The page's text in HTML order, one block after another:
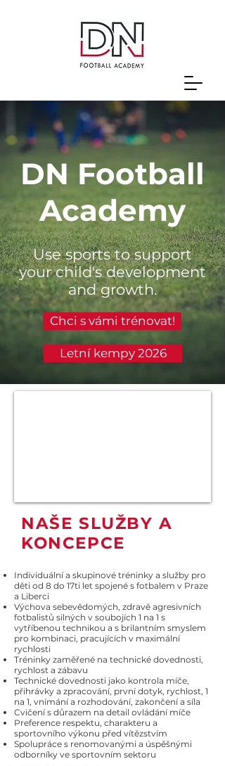
DN Football
Academy
Use sports to support
your child's development
and growth.
Chci s vámi trénovat!
Letní kempy 2026
NAŠE SLUŽBY A
KONCEPCE
Individuální a skupinové tréninky a služby pro
děti od 8 do 17ti let spojené s fotbalem v Praze
a Liberci
Výchova sebevědomých, zdravě agresivních
fotbalistů silných v soubojích 1 na 1 s
vytříbenou technikou a s brilantním smyslem
pro kombinaci, pracujících v maximální
rychlosti
Tréninky zaměřené na technické dovednosti,
rychlost a zábavu
Technické dovednosti jako kontrola míče,
přihrávky a zpracování, první dotyk, rychlost, 1
na 1, vnímání a rozhodování, zakončení a síla
Cvičení s důrazem na detail ovládání míče
Preference respektu, charakteru a
sportovního výkonu před vítězstvím
Spolupráce s renomovanými a úspěšnými
odborníky ve sportovním sektoru